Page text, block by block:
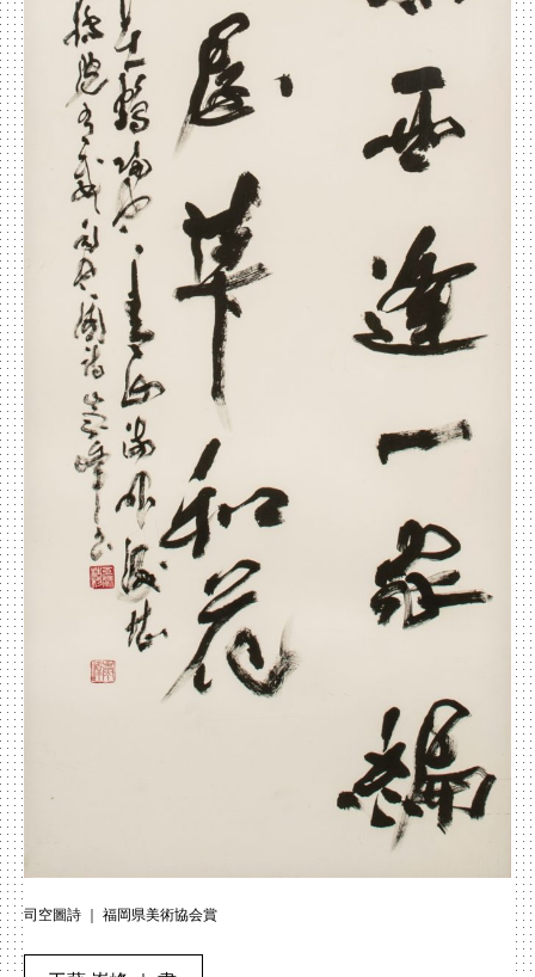
司空圖詩 ｜ 福岡県美術協会賞